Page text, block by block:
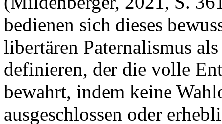
bedienen sich dieses
libertären Paternalismus
definieren, der die volle
bewahrt, indem keine
ausgeschlossen oder